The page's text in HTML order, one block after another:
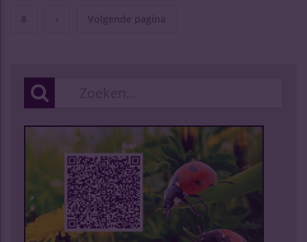
8 Volgende pagina